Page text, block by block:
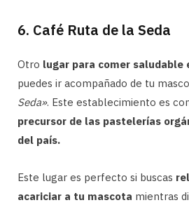
6. Café Ruta de la Seda
Otro lugar para comer saludable
puedes ir acompañado de tu
Seda». Este establecimiento es
precursor de las pastelerías
del país.
Este lugar es perfecto si buscas
acariciar a tu mascota mientras